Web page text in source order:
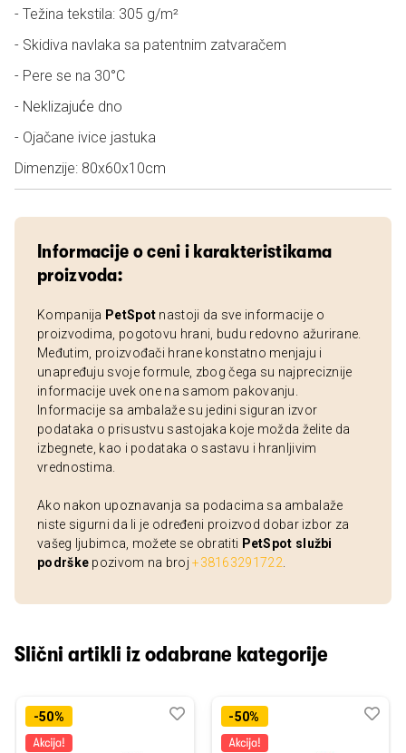
- Težina tekstila: 305 g/m²
- Skidiva navlaka sa patentnim zatvaračem
- Pere se na 30°C
- Neklizajuće dno
- Ojačane ivice jastuka
Dimenzije: 80x60x10cm
Informacije o ceni i karakteristikama
proizvoda:
Kompanija PetSpot nastoji da sve informacije o
proizvodima, pogotovu hrani, budu redovno ažurirane.
Međutim, proizvođači hrane konstatno menjaju i
unapređuju svoje formule, zbog čega su najpreciznije
informacije uvek one na samom pakovanju.
Informacije sa ambalaže su jedini siguran izvor
podataka o prisustvu sastojaka koje možda želite da
izbegnete, kao i podataka o sastavu i hranljivim
vrednostima.
Ako nakon upoznavanja sa podacima sa ambalaže
niste sigurni da li je određeni proizvod dobar izbor za
vašeg ljubimca, možete se obratiti PetSpot službi
podrške pozivom na broj+38163291722
Slični artikli iz odabrane kategorije
-50%
Dodaj
Uporedi-50%